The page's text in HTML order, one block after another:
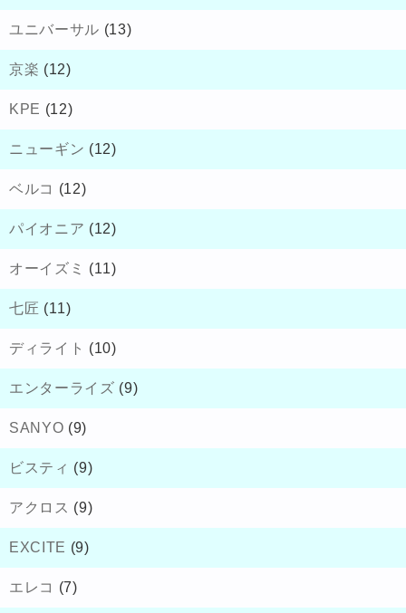
ユニバーサル (13)
京楽 (12)
KPE (12)
ニューギン (12)
ベルコ (12)
パイオニア (12)
オーイズミ (11)
七匠 (11)
ディライト (10)
エンターライズ (9)
SANYO (9)
ビスティ (9)
アクロス (9)
EXCITE (9)
エレコ (7)